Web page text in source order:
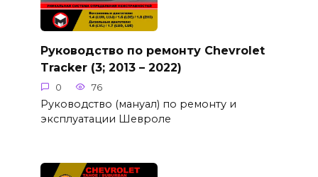
Руководство по ремонту Chevrolet
Tracker (3; 2013 – 2022)
0 76
Руководство (мануал) по ремонту и
эксплуатации Шевроле